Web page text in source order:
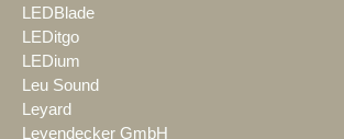
LEDBlade
LEDitgo
LEDium
Leu Sound
Leyard
Leyendecker GmbH